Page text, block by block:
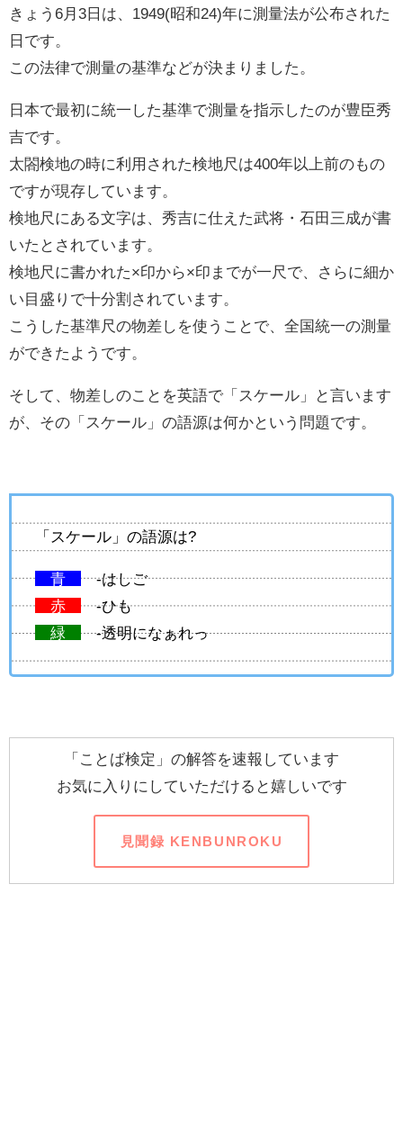
きょう6月3日は、1949(昭和24)年に測量法が公布された
日です。
この法律で測量の基準などが決まりました。
日本で最初に統一した基準で測量を指示したのが豊臣秀
吉です。
太閤検地の時に利用された検地尺は400年以上前のもの
ですが現存しています。
検地尺にある文字は、秀吉に仕えた武将・石田三成が書
いたとされています。
検地尺に書かれた×印から×印までが一尺で、さらに細か
い目盛りで十分割されています。
こうした基準尺の物差しを使うことで、全国統一の測量
ができたようです。
そして、物差しのことを英語で「スケール」と言います
が、その「スケール」の語源は何かという問題です。
「スケール」の語源は?
青
-はしご
赤
-ひも
緑
-透明になぁれっ
「ことば検定」の解答を速報しています
お気に入りにしていただけると嬉しいです
見聞録 KENBUNROKU